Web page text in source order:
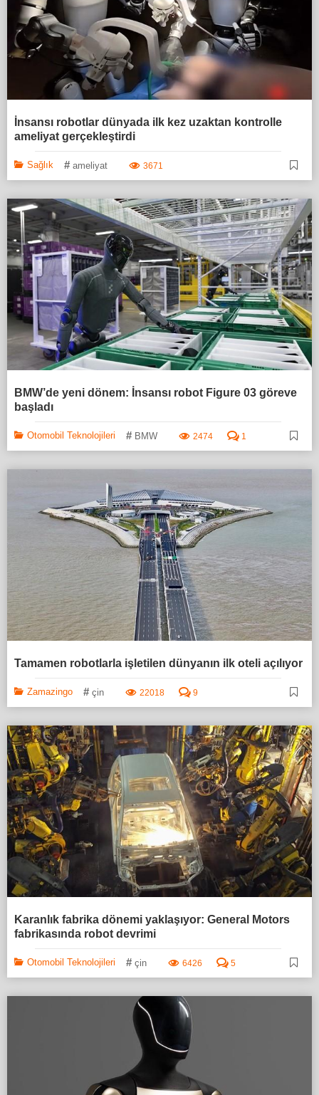
İnsansı robotlar dünyada ilk kez uzaktan kontrolle
ameliyat gerçekleştirdi
Sağlık # ameliyat 3671
BMW’de yeni dönem: İnsansı robot Figure 03 göreve
başladı
Otomobil Teknolojileri # BMW 2474 1
Tamamen robotlarla işletilen dünyanın ilk oteli açılıyor
Zamazingo # çin 22018 9
Karanlık fabrika dönemi yaklaşıyor: General Motors
fabrikasında robot devrimi
Otomobil Teknolojileri # çin 6426 5